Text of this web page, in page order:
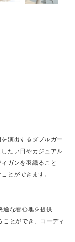
演出するダブルガー
たい日やカジュアル
ガンを羽織ること
とができます。
適な着心地を提供
とができ、コーディ